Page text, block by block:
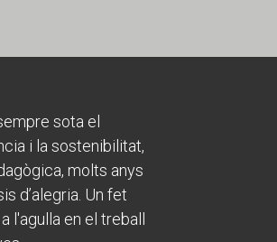
sota el
i la sostenibilitat,
molts anys
d’alegria. Un fet
l'agulla en el treball